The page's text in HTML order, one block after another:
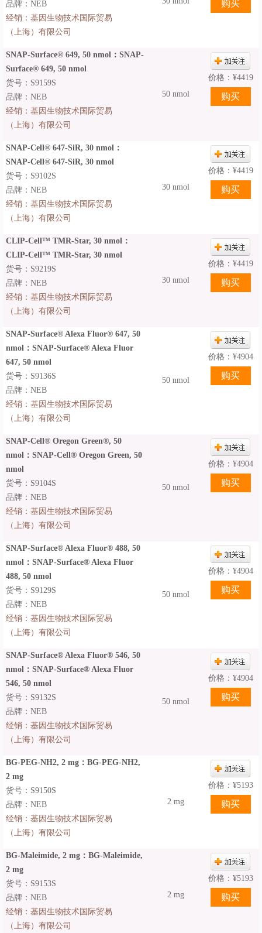
品牌：NEB
经销： 基因生物技术国际贸易
（上海）有限公司
SNAP-Surface® 649, 50 nmol：SNAP-
Surface® 649, 50 nmol
50 nmol
价格： ¥4419
货号：S9159S
品牌：NEB
经销： 基因生物技术国际贸易
（上海）有限公司
SNAP-Cell® 647-SiR, 30 nmol：
SNAP-Cell® 647-SiR, 30 nmol
30 nmol
价格： ¥4419
货号：S9102S
品牌：NEB
经销： 基因生物技术国际贸易
（上海）有限公司
CLIP-Cell™ TMR-Star, 30 nmol：
CLIP-Cell™ TMR-Star, 30 nmol
30 nmol
价格： ¥4419
货号：S9219S
品牌：NEB
经销： 基因生物技术国际贸易
（上海）有限公司
SNAP-Surface® Alexa Fluor® 647, 50
nmol：SNAP-Surface® Alexa Fluor
647, 50 nmol
50 nmol
价格： ¥4904
货号：S9136S
品牌：NEB
经销： 基因生物技术国际贸易
（上海）有限公司
SNAP-Cell® Oregon Green®, 50
nmol：SNAP-Cell® Oregon Green, 50
nmol
50 nmol
价格： ¥4904
货号：S9104S
品牌：NEB
经销： 基因生物技术国际贸易
（上海）有限公司
SNAP-Surface® Alexa Fluor® 488, 50
nmol：SNAP-Surface® Alexa Fluor
488, 50 nmol
50 nmol
价格： ¥4904
货号：S9129S
品牌：NEB
经销： 基因生物技术国际贸易
（上海）有限公司
SNAP-Surface® Alexa Fluor® 546, 50
nmol：SNAP-Surface® Alexa Fluor
546, 50 nmol
50 nmol
价格： ¥4904
货号：S9132S
品牌：NEB
经销： 基因生物技术国际贸易
（上海）有限公司
BG-PEG-NH2, 2 mg：BG-PEG-NH2,
2 mg
2 mg
价格： ¥5193
货号：S9150S
品牌：NEB
经销： 基因生物技术国际贸易
（上海）有限公司
BG-Maleimide, 2 mg：BG-Maleimide,
2 mg
2 mg
价格： ¥5193
货号：S9153S
品牌：NEB
经销： 基因生物技术国际贸易
（上海）有限公司